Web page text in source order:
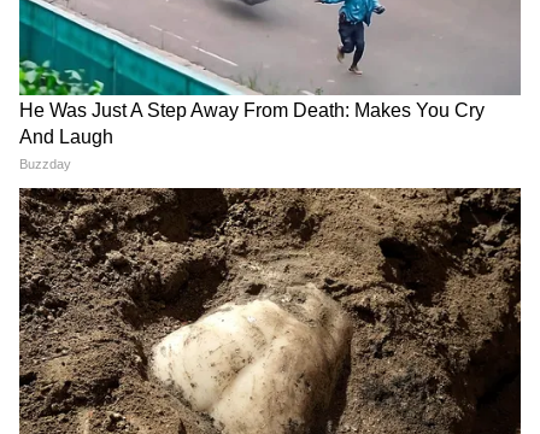
Source
2
12
Image Credit :Getty
বৃষ– সামাজিক কোনও কাজ করার উদ্যোগ নিতে
পারেন। খেলাধুলোয় সুনাম ও প্রতিপত্তি বৃদ্ধি পেতে
পারে। দম্পত্য কলহের আশঙ্কা রয়েছে। অংশীদারী